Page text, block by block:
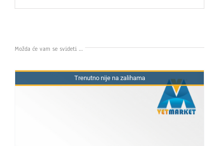
Možda će vam se svideti …
Trenutno nije na zalihama